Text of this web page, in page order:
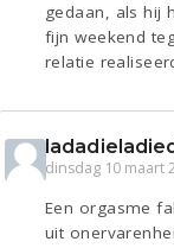
gedaan, als hij
fijn weekend
relatie
dinsdag 10 maart
Een orgasme
uit